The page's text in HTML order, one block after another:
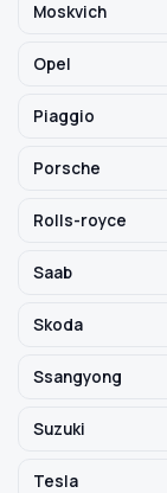
Moskvich
Opel
Piaggio
Porsche
Rolls-royce
Saab
Skoda
Ssangyong
Suzuki
Tesla